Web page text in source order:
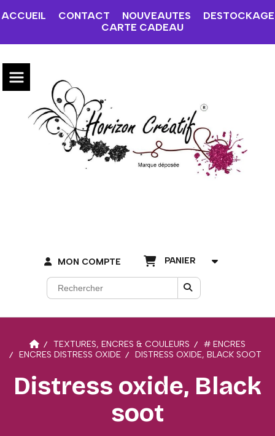
ACCUEIL CONTACT NOUVEAUTES
DESTOCKAGE
CARTE CADEAU
MON COMPTE PANIER
TEXTURES, ENCRES & COULEURS
# ENCRES
ENCRES DISTRESS OXIDE
DISTRESS OXIDE, BLACK SOOT
Distress oxide, Black
soot